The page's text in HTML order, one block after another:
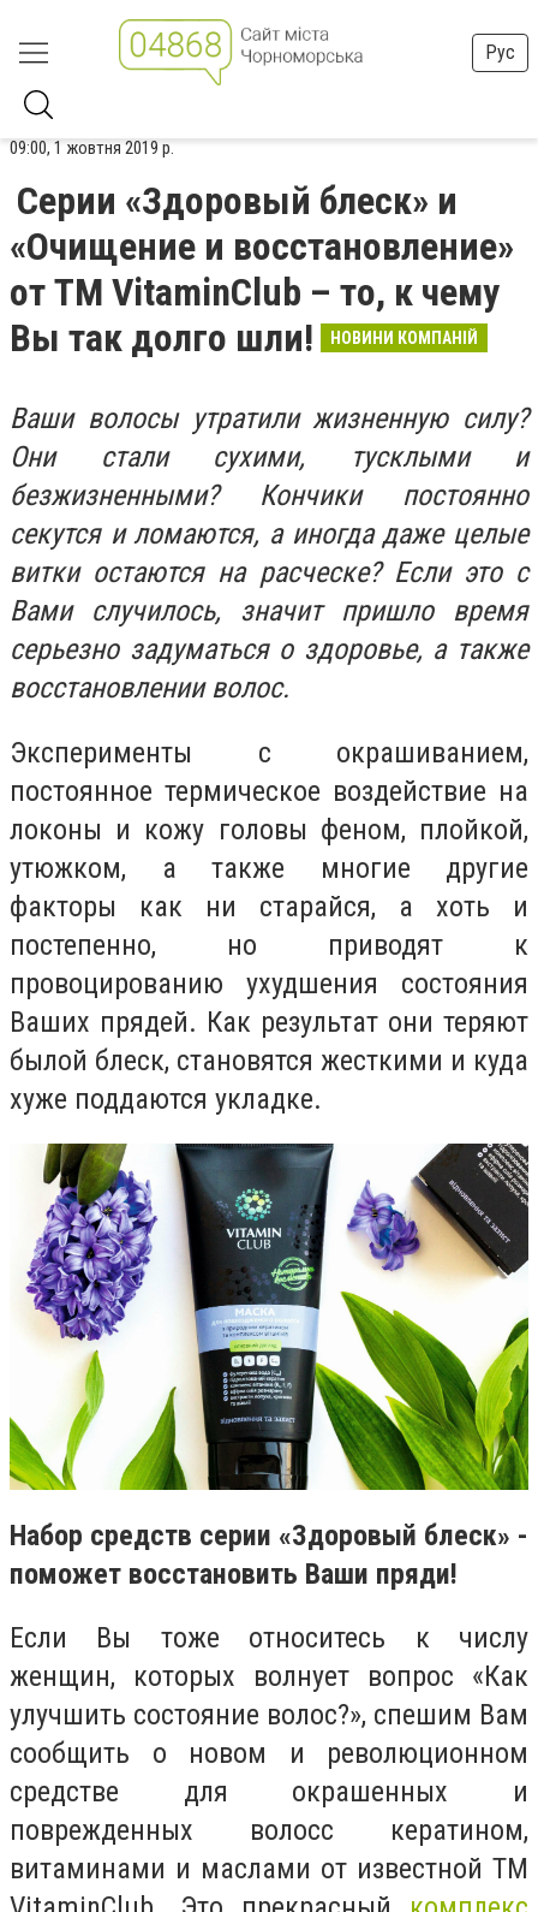
Рус
09:00, 1 жовтня 2019 р.
Серии «Здоровый блеск» и
«Очищение и восстановление»
от ТМ VitaminClub – то, к чему
Вы так долго шли!
НОВИНИ КОМПАНІЙ
Ваши волосы утратили жизненную силу?
Они стали сухими, тусклыми и
безжизненными? Кончики постоянно
секутся и ломаются, а иногда даже целые
витки остаются на расческе? Если это с
Вами случилось, значит пришло время
серьезно задуматься о здоровье, а также
восстановлении волос.
Эксперименты с окрашиванием,
постоянное термическое воздействие на
локоны и кожу головы феном, плойкой,
утюжком, а также многие другие
факторы как ни старайся, а хоть и
постепенно, но приводят к
провоцированию ухудшения состояния
Ваших прядей. Как результат они теряют
былой блеск, становятся жесткими и куда
хуже поддаются укладке.
Набор средств серии «Здоровый блеск» -
поможет восстановить Ваши пряди!
Если Вы тоже относитесь к числу
женщин, которых волнует вопрос «Как
улучшить состояние волос?», спешим Вам
сообщить о новом и революционном
средстве для окрашенных и
поврежденных волосс кератином,
витаминами и маслами от известной ТМ